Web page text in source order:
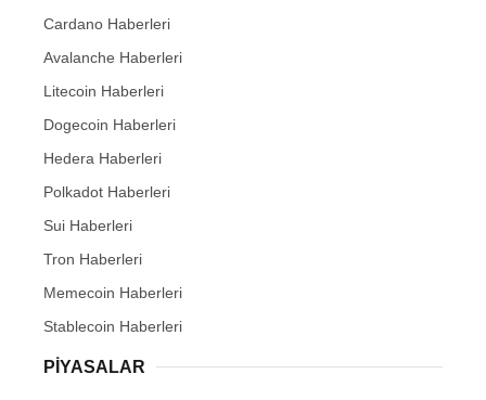
Cardano Haberleri
Avalanche Haberleri
Litecoin Haberleri
Dogecoin Haberleri
Hedera Haberleri
Polkadot Haberleri
Sui Haberleri
Tron Haberleri
Memecoin Haberleri
Stablecoin Haberleri
PIYASALAR